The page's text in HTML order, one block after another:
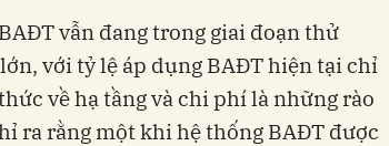
vẫn đang trong giai đoạn thử
với tỷ lệ áp dụng BAĐT hiện tại chỉ
về hạ tầng và chi phí là những rào
ra rằng một khi hệ thống BAĐT được